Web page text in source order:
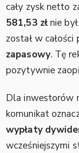
cały zysk netto
581,53 złnie
został w całości
zapasowy. Tę
pozytywnie
Dla inwestorów
komunikat
wypłaty
wcześniejszymi